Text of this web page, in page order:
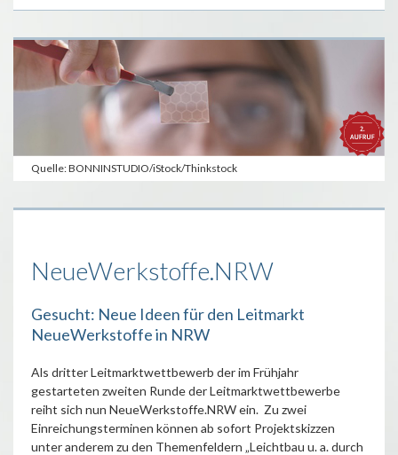
Quelle: BONNINSTUDIO/iStock/Thinkstock
NeueWerkstoffe.NRW
Gesucht: Neue Ideen für den Leitmarkt
NeueWerkstoffe in NRW
Als dritter Leitmarktwettbewerb der im Frühjahr
gestarteten zweiten Runde der Leitmarktwettbewerbe
reiht sich nun NeueWerkstoffe.NRW ein. Zu zwei
Einreichungsterminen können ab sofort Projektskizzen
unter anderem zu den Themenfeldern „Leichtbau u. a. durch